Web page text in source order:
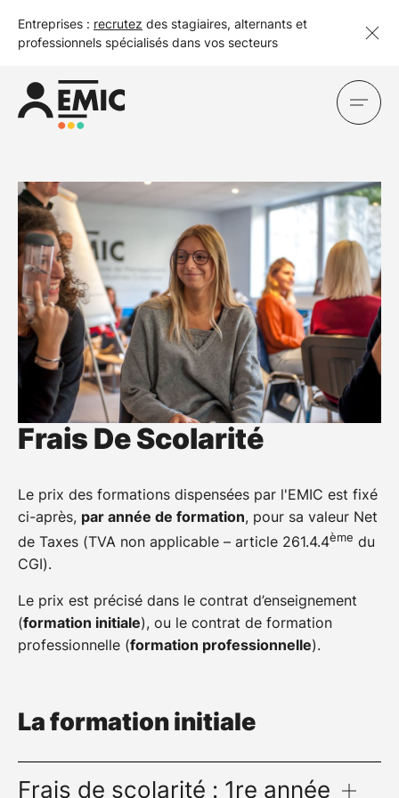
Entreprises : recrutez des stagiaires, alternants et
professionnels spécialisés dans vos secteurs
Frais De Scolarité
Le prix des formations dispensées par l'EMIC est fixé
ci-après, par année de formation, pour sa valeur Net
de Taxes (TVA non applicable – article 261.4.4ème du
CGI).
Le prix est précisé dans le contrat d’enseignement
(formation initiale), ou le contrat de formation
professionnelle (formation professionnelle).
La formation initiale
Frais de scolarité : 1re année